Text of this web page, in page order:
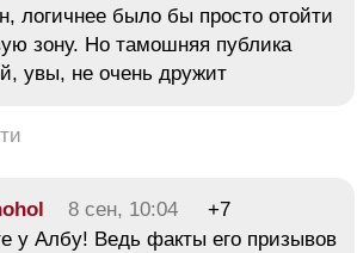
логичнее было бы просто отойти
зону. Но тамошняя публика
увы, не очень дружит
8 сен, 10:04
+7
у Албу! Ведь факты его призывов